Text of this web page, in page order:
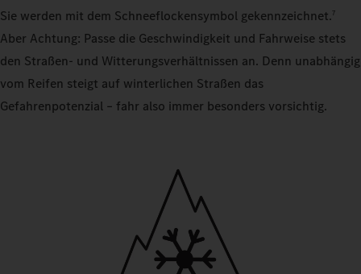
Sie werden mit dem Schneeflockensymbol gekennzeichnet.7
Aber Achtung: Passe die Geschwindigkeit und Fahrweise stets
den Straßen- und Witterungsverhältnissen an. Denn unabhängig
vom Reifen steigt auf winterlichen Straßen das
Gefahrenpotenzial – fahr also immer besonders vorsichtig.